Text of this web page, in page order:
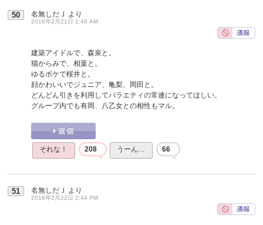
50 名無しだＪ より
2016年2月21日 1:48 AM
建築アイドルで、森泉と。
猫からみで、相葉と。
ゆるボケで桜井と。
顔かわいいでジュニア、亀梨、岡田と。
どんどん引きを利用してバラエティの常連になってほしい。
グループ内でも有岡、八乙女との相性もマル。
それな！ 208 うーん… 66
51 名無しだＪ より
2016年2月22日 2:44 PM